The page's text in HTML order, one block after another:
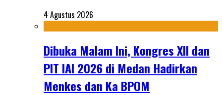
4 Agustus 2026
Dibuka Malam Ini, Kongres XII dan
PIT IAI 2026 di Medan Hadirkan
Menkes dan Ka BPOM